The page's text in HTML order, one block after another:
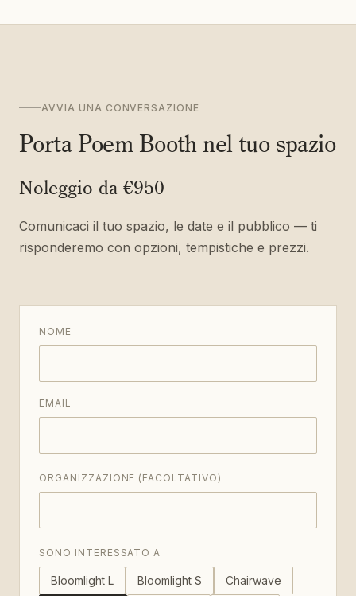
AVVIA UNA CONVERSAZIONE
Porta Poem Booth nel tuo spazio
Noleggio da €950
Comunicaci il tuo spazio, le date e il pubblico — ti
risponderemo con opzioni, tempistiche e prezzi.
NOME
EMAIL
ORGANIZZAZIONE (FACOLTATIVO)
SONO INTERESSATO A
Bloomlight L Bloomlight S Chairwave